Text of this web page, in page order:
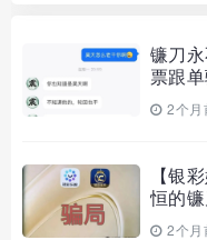
镰刀
票跟
2个月
【银
恒的
割 马
2个月